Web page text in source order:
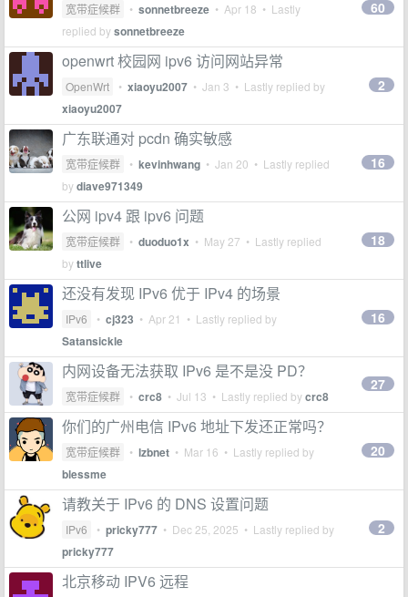
宽带症候群 • sonnetbreeze • Apr 18 • Lastly
replied bysonnetbreeze
60
openwrt 校园网 ipv6 访问网站异常
OpenWrt • xiaoyu2007 • Jan 3 • Lastly replied by
xiaoyu2007
2
广东联通对 pcdn 确实敏感
宽带症候群 • kevinhwang • Jan 20 • Lastly replied
bydiave971349
16
公网 ipv4 跟 ipv6 问题
宽带症候群 • duoduo1x • May 27 • Lastly replied
byttlive
18
还没有发现 IPv6 优于 IPv4 的场景
IPv6 • cj323 • Apr 21 • Lastly replied by
Satansickle
16
内网设备无法获取 IPv6 是不是没 PD？
宽带症候群 • crc8 • Jul 13 • Lastly replied bycrc8
27
你们的广州电信 IPv6 地址下发还正常吗？
宽带症候群 • lzbnet • Mar 16 • Lastly replied by
blessme
20
请教关于 IPv6 的 DNS 设置问题
IPv6 • pricky777 • Dec 25, 2025 • Lastly replied by
pricky777
2
北京移动 IPV6 远程